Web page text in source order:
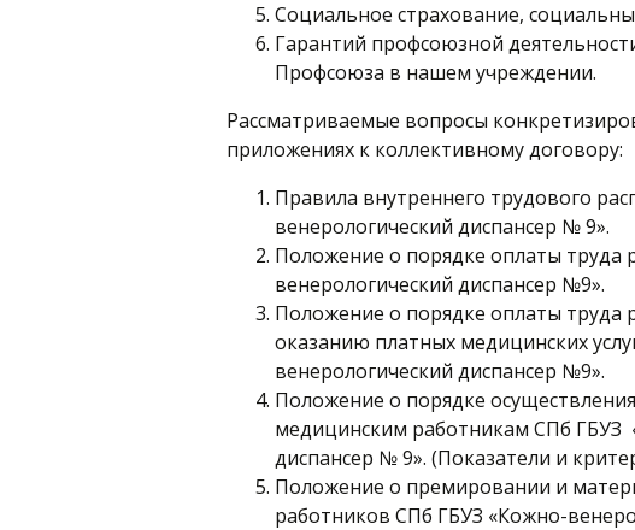
Социальное страхование,
Гарантий профсоюзной
Профсоюза в нашем учреждении.
Рассматриваемые вопросы
приложениях к коллективному договору:
Правила внутреннего трудового
венерологический диспансер № 9».
Положение о порядке оплаты труда
венерологический диспансер №9».
Положение о порядке оплаты труда
оказанию платных медицинских
венерологический диспансер №9».
Положение о порядке
медицинским работникам СПб ГБУЗ
диспансер № 9». (Показатели и
Положение о премировании и
работников СПб ГБУЗ «Кожно-